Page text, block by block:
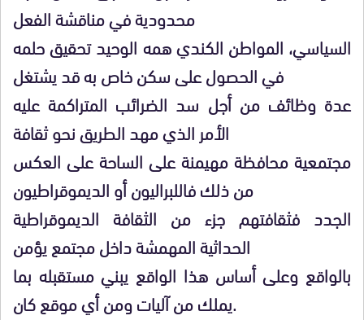
محدودية في مناقشة الفعل
السياسي، المواطن الكندي همه الوحيد تحقيق حلمه
في الحصول على سكن خاص به قد يشتغل
عدة وظائف من أجل سد الضرائب المتراكمة عليه
الأمر الذي مهد الطريق نحو ثقافة
مجتمعية محافظة مهيمنة على الساحة على العكس
من ذلك فاللبراليون أو الديموقراطيون
الجدد فثقافتهم جزء من الثقافة الديموقراطية
الحداثية المهمشة داخل مجتمع يؤمن
بالواقع وعلى أساس هذا الواقع يبني مستقبله بما
يملك من آليات ومن أي موقع كان.